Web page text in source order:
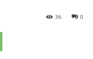
0
36